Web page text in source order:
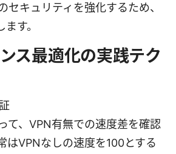
セキュリティを強化するため、
す。
ス最適化の実践テク
て、VPN有無での速度差を確認
はVPNなしの速度を100とする